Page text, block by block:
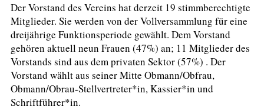
Der Vorstand des Vereins hat derzeit 19 stimmberechtigte
Mitglieder. Sie werden von der Vollversammlung für eine
dreijährige Funktionsperiode gewählt. Dem Vorstand
gehören aktuell neun Frauen (47%) an; 11 Mitglieder des
Vorstands sind aus dem privaten Sektor (57%) . Der
Vorstand wählt aus seiner Mitte Obmann/Obfrau,
Obmann/Obrau-Stellvertreter*in, Kassier*in und
Schriftführer*in.